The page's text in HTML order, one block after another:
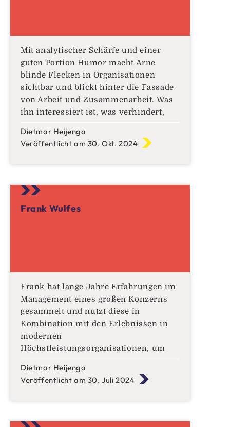
Mit analytischer Schärfe und einer
guten Portion Humor macht Arne
blinde Flecken in Organisationen
sichtbar und blickt hinter die Fassade
von Arbeit und Zusammenarbeit. Was
ihn interessiert ist, was verhindert,
entfalten und Organisationen
Höchstleistung erbringen.
Dietmar Heijenga
Veröffentlicht am 30. Okt. 2024
Frank Wulfes
Frank hat lange Jahre Erfahrungen im
Management eines großen Konzerns
gesammelt und nutzt diese in
Kombination mit den Erlebnissen in
modernen
Höchstleistungsorganisationen, um
beraten
Dietmar Heijenga
Veröffentlicht am 30. Juli 2024